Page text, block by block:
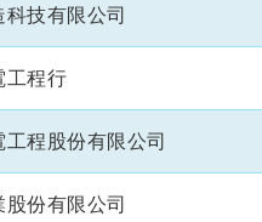
技有限公司
工程行
程股份有限公司
份有限公司